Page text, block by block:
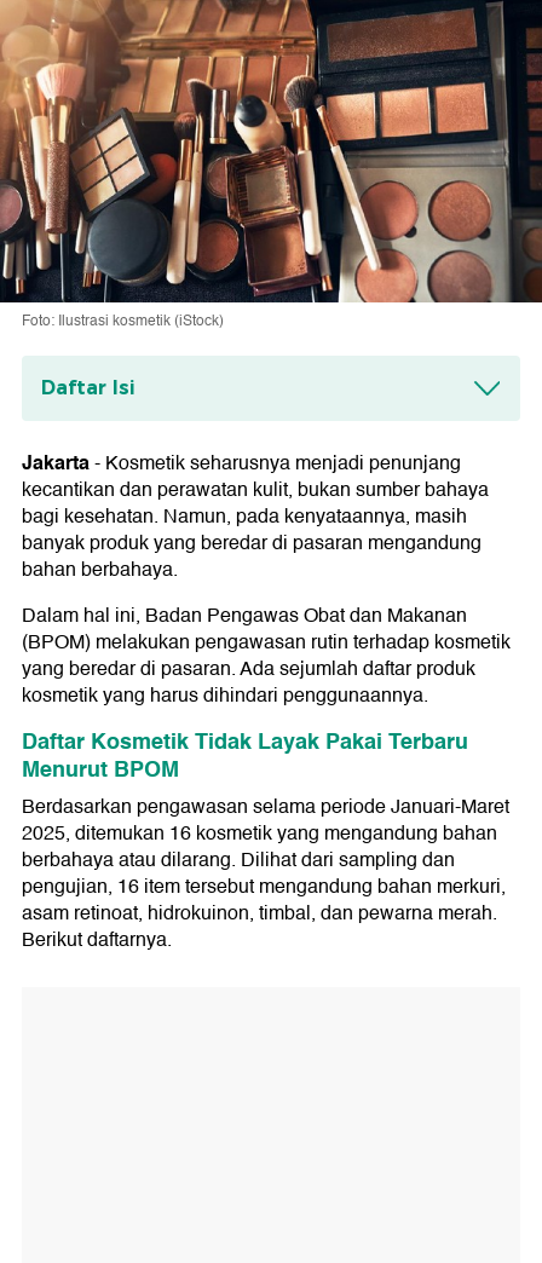
Foto: Ilustrasi kosmetik (iStock)
Daftar Isi
Daftar Kosmetik Tidak Layak Pakai Terbaru
Menurut BPOM
Bahaya Menggunakan Bahan Berbahaya
dalam Kosmetik
Merkuri
Asam Retinoat
Hidrokuinon
Timbal
Pewarna Merah K10
Cara Mengecek Keamanan Produk Kosmetik
Jakarta-Kosmetik seharusnya menjadi penunjang
kecantikan dan perawatan kulit, bukan sumber bahaya
bagi kesehatan. Namun, pada kenyataannya, masih
banyak produk yang beredar di pasaran mengandung
bahan berbahaya.
Dalam hal ini, Badan Pengawas Obat dan Makanan
(BPOM) melakukan pengawasan rutin terhadap kosmetik
yang beredar di pasaran. Ada sejumlah daftar produk
kosmetik yang harus dihindari penggunaannya.
Daftar Kosmetik Tidak Layak Pakai Terbaru
Menurut BPOM
Berdasarkan pengawasan selama periode Januari-Maret
2025, ditemukan 16 kosmetik yang mengandung bahan
berbahaya atau dilarang. Dilihat dari sampling dan
pengujian, 16 item tersebut mengandung bahan merkuri,
asam retinoat, hidrokuinon, timbal, dan pewarna merah.
Berikut daftarnya.